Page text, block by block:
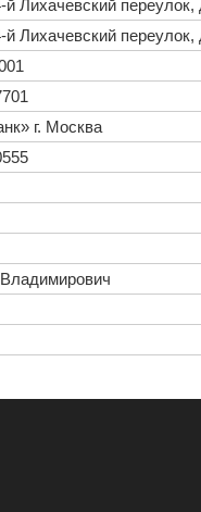
й Лихачевский
й Лихачевский
г. Москва